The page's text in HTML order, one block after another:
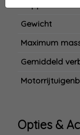
Gewicht
Maximum
Gemiddeld
Opties &